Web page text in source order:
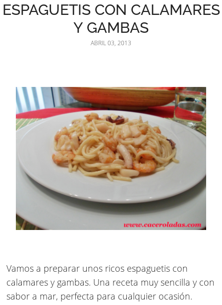
ESPAGUETIS CON CALAMARES
Y GAMBAS
ABRIL 03, 2013
Vamos a preparar unos ricos espaguetis con
calamares y gambas. Una receta muy sencilla y con
sabor a mar, perfecta para cualquier ocasión.